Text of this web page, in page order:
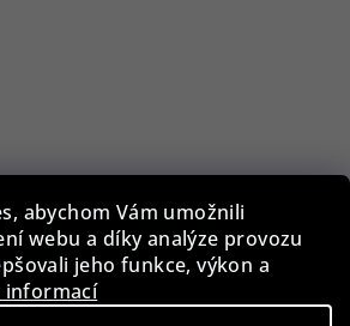
abychom Vám umožnili
webu a díky analýze provozu
jeho funkce, výkon a
informací
2 090 Kč
Skladem